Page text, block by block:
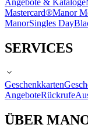
Angebote & Kataloge
Mastercard®Manor
ManorSingles Day
SERVICES
Geschenkkarten
AngeboteRückrufe
ÜBER